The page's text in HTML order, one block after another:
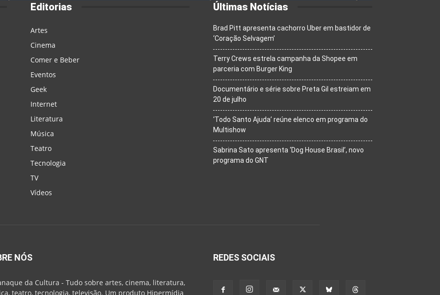
Editorias
Artes
Cinema
Comer e Beber
Eventos
Geek
Internet
Literatura
Música
Teatro
Tecnologia
TV
Vídeos
Últimas Notícias
Brad Pitt apresenta cachorro Uber em bastidor de
‘Coração Selvagem’
Terry Crews estrela campanha da Shopee em
parceria com Burger King
Documentário e série sobre Preta Gil estreiam em
20 de julho
‘Todo Santo Ajuda’ reúne elenco em programa do
Multishow
Sabrina Sato apresenta ‘Dog House Brasil’, novo
programa do GNT
NÓS
da Cultura - Tudo sobre artes, cinema, literatura,
teatro, tecnologia, televisão. Um produto Hipermídia
REDES SOCIAIS